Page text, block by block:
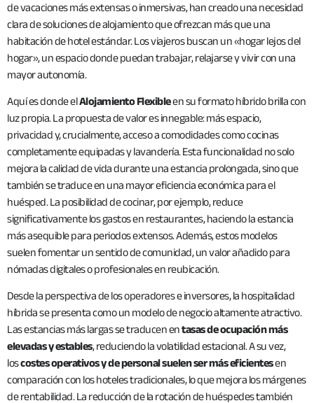
de vacaciones más extensas o inmersivas, han creado una necesidad
clara de soluciones de alojamiento que ofrezcan más que una
habitación de hotel estándar. Los viajeros buscan un «hogar lejos del
hogar», un espacio donde puedan trabajar, relajarse y vivir con una
mayor autonomía.
Aquí es donde elAlojamiento Flexibleen su formato híbrido brilla con
luz propia. La propuesta de valor es innegable: más espacio,
privacidad y, crucialmente, acceso a comodidades como cocinas
completamente equipadas y lavandería. Esta funcionalidad no solo
mejora la calidad de vida durante una estancia prolongada, sino que
también se traduce en una mayor eficiencia económica para el
huésped. La posibilidad de cocinar, por ejemplo, reduce
significativamente los gastos en restaurantes, haciendo la estancia
más asequible para periodos extensos. Además, estos modelos
suelen fomentar un sentido de comunidad, un valor añadido para
nómadas digitales o profesionales en reubicación.
Desde la perspectiva de los operadores e inversores, la hospitalidad
híbrida se presenta como un modelo de negocio altamente atractivo.
Las estancias más largas se traducen entasas de ocupación más
elevadas y estables, reduciendo la volatilidad estacional. A su vez,
loscostes operativos y de personal suelen ser más eficientesen
comparación con los hoteles tradicionales, lo que mejora los márgenes
de rentabilidad. La reducción de la rotación de huéspedes también